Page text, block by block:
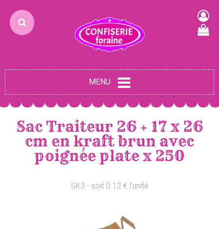
MENU
Sac Traiteur 26 + 17 x 26
cm en kraft brun avec
poignée plate x 250
SK3 - soit 0.12 € l'unité